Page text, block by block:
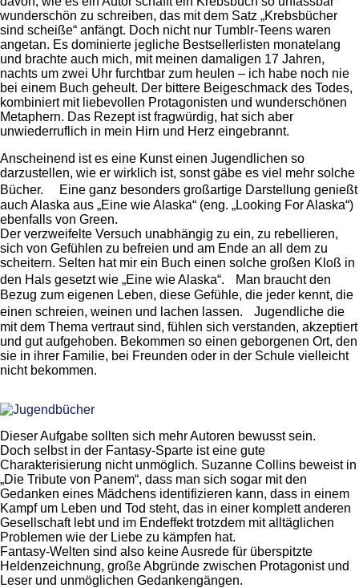
wunderschön zu schreiben, das mit dem Satz „Krebsbücher
sind scheiße“ anfängt. Doch nicht nur Tumblr-Teens waren
angetan. Es dominierte jegliche Bestsellerlisten monatelang
und brachte auch mich, mit meinen damaligen 17 Jahren,
nachts um zwei Uhr furchtbar zum heulen – ich habe noch nie
bei einem Buch geheult. Der bittere Beigeschmack des Todes,
kombiniert mit liebevollen Protagonisten und wunderschönen
Metaphern. Das Rezept ist fragwürdig, hat sich aber
unwiederruflich in mein Hirn und Herz eingebrannt.
Anscheinend ist es eine Kunst einen Jugendlichen so
darzustellen, wie er wirklich ist, sonst gäbe es viel mehr solche
Bücher. Eine ganz besonders großartige Darstellung genießt
auch Alaska aus „Eine wie Alaska“ (eng. „Looking For Alaska“)
ebenfalls von Green.
Der verzweifelte Versuch unabhängig zu ein, zu rebellieren,
sich von Gefühlen zu befreien und am Ende an all dem zu
scheitern. Selten hat mir ein Buch einen solche großen Kloß in
den Hals gesetzt wie „Eine wie Alaska“. Man braucht den
Bezug zum eigenen Leben, diese Gefühle, die jeder kennt, die
einen schreien, weinen und lachen lassen. Jugendliche die
mit dem Thema vertraut sind, fühlen sich verstanden, akzeptiert
und gut aufgehoben. Bekommen so einen geborgenen Ort, den
sie in ihrer Familie, bei Freunden oder in der Schule vielleicht
nicht bekommen.
Dieser Aufgabe sollten sich mehr Autoren bewusst sein.
Doch selbst in der Fantasy-Sparte ist eine gute
Charakterisierung nicht unmöglich. Suzanne Collins beweist in
„Die Tribute von Panem“, dass man sich sogar mit den
Gedanken eines Mädchens identifizieren kann, dass in einem
Kampf um Leben und Tod steht, das in einer komplett anderen
Gesellschaft lebt und im Endeffekt trotzdem mit alltäglichen
Problemen wie der Liebe zu kämpfen hat.
Fantasy-Welten sind also keine Ausrede für überspitzte
Heldenzeichnung, große Abgründe zwischen Protagonist und
Leser und unmöglichen Gedankengängen.